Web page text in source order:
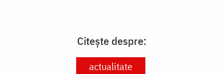
Citește despre:
actualitate